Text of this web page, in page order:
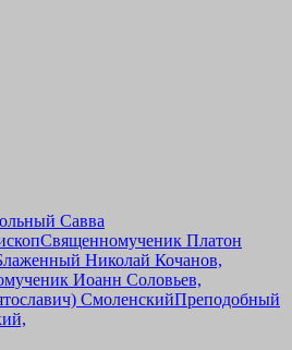
Савва
Священномученик Платон
Николай Кочанов,
Иоанн Соловьев,
СмоленскийПреподобный